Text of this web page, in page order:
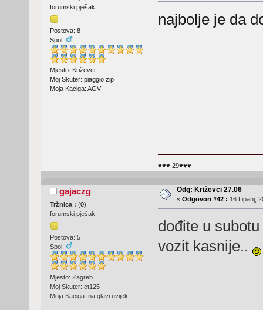
forumski pješak
Postova: 8
Spol:
Mjesto: Križevci
Moj Skuter: piaggio zip
Moja Kaciga: AGV
najbolje je da
♥♥♥ 29♥♥♥
gajaczg
Tržnica : (0)
forumski pješak
Postova: 5
Spol:
Mjesto: Zagreb
Moj Skuter: ct125
Moja Kaciga: na glavi uvijek..
Odg: Križevci 27.06
« Odgovori #42 : 16 Lipanj,
dođite u
vozit kasnije..